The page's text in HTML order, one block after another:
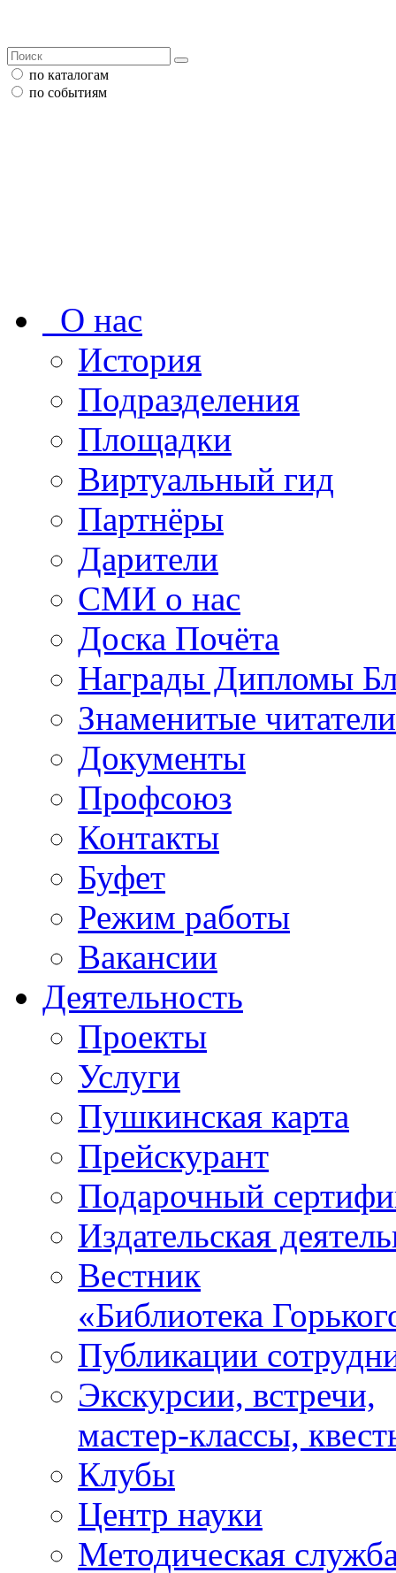
по каталогам
по событиям
О нас
История
Подразделения
Площадки
Виртуальный гид
Партнёры
Дарители
СМИ о нас
Доска Почёта
Награды Дипломы
Знаменитые
Документы
Профсоюз
Контакты
Буфет
Режим работы
Вакансии
Деятельность
Проекты
Услуги
Пушкинская карта
Прейскурант
Подарочный
Издательская
Вестник
«Библиотека
Публикации
Экскурсии, встречи,
мастер-классы,
Клубы
Центр науки
Методическая